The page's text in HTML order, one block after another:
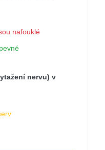
nafouklé
nervu) v